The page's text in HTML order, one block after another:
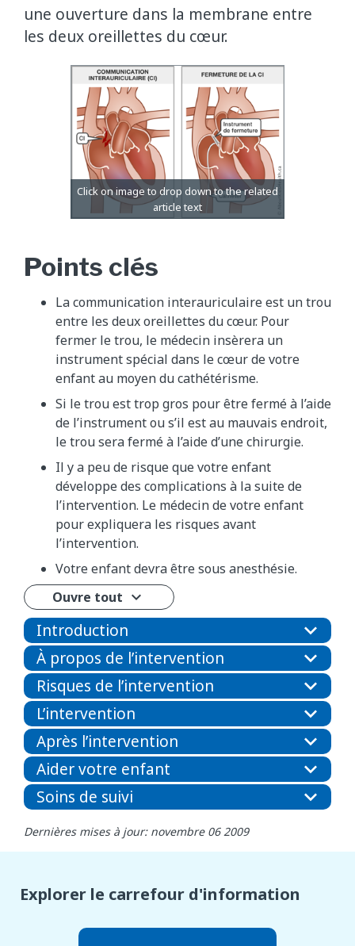
une ouverture dans la membrane entre
les deux oreillettes du cœur.
Points clés
La communication interauriculaire est un trou
entre les deux oreillettes du cœur. Pour
fermer le trou, le médecin insèrera un
instrument spécial dans le cœur de votre
enfant au moyen du cathétérisme.
Si le trou est trop gros pour être fermé à l’aide
de l’instrument ou s’il est au mauvais endroit,
le trou sera fermé à l’aide d’une chirurgie.
Il y a peu de risque que votre enfant
développe des complications à la suite de
l’intervention. Le médecin de votre enfant
pour expliquera les risques avant
l’intervention.
Votre enfant devra être sous anesthésie.
Ouvre tout
Introduction
À propos de l’intervention
Risques de l’intervention
L’intervention
Après l’intervention
Aider votre enfant
Soins de suivi
Dernières mises à jour: novembre 06 2009
Explorer le carrefour d'information